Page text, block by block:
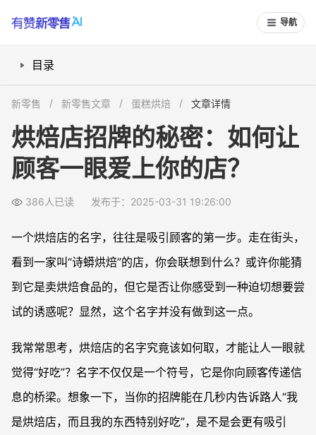
导航
目录
名字之外：如何让顾客记住你？
总结：名字是一扇窗，体验是一座桥
新零售 新零售文章 蛋糕烘焙 文章详情
烘焙店招牌的秘密：如何让
顾客一眼爱上你的店？
386人已读 发布于：2025-03-31 19:26:00
一个烘焙店的名字，往往是吸引顾客的第一步。走在街头，
看到一家叫“诗蟒烘焙”的店，你会联想到什么？或许你能猜
到它是卖烘焙食品的，但它是否让你感受到一种迫切想要尝
试的诱惑呢？显然，这个名字并没有做到这一点。
我常常思考，烘焙店的名字究竟该如何取，才能让人一眼就
觉得“好吃”？名字不仅仅是一个符号，它是你向顾客传递信
息的桥梁。想象一下，当你的招牌能在几秒内告诉路人“我
是烘焙店，而且我的东西特别好吃”，是不是会更有吸引